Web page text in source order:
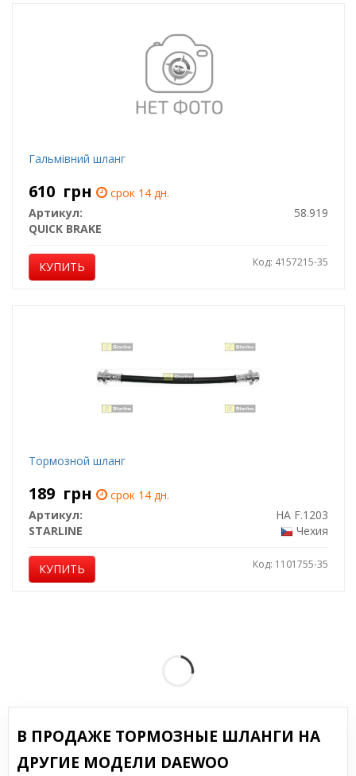
Гальмівний шланг
610 грн
срок 14 дн.
Артикул:
58.919
QUICK BRAKE
КУПИТЬ Код: 4157215-35
Тормозной шланг
189 грн
срок 14 дн.
Артикул:
HA F.1203
STARLINE
Чехия
КУПИТЬ Код: 1101755-35
В ПРОДАЖЕ ТОРМОЗНЫЕ ШЛАНГИ НА
ДРУГИЕ МОДЕЛИ DAEWOO